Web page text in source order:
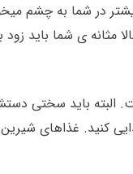
در شما به چشم
ی شما باید
باید سختی
کنید. غذاهای